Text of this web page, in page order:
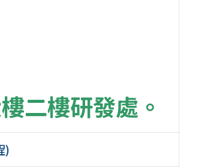
二樓研發處。
)